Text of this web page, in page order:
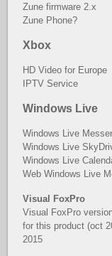
Zune firmware 2.x
Zune Phone?
Xbox
HD Video for Europe
IPTV Service
Windows Live
Windows Live
Windows Live
Windows Live
Web Windows Live
Visual FoxPro
Visual FoxPro
for this product (oct
2015